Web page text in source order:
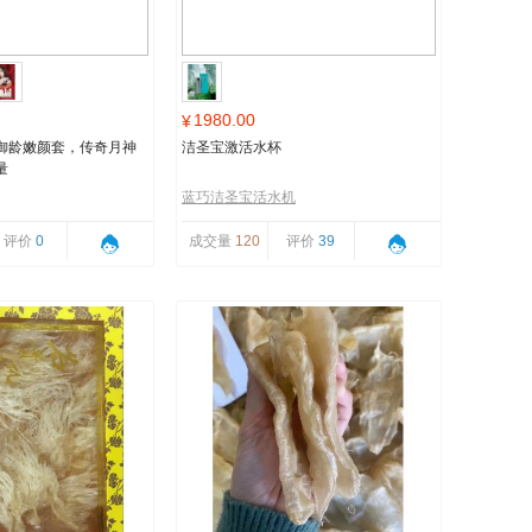
龄嫩颜套，传奇月神
评价 0
¥1980.00
洁圣宝激活水杯
蓝巧洁圣宝活水机
成交量 120 评价39